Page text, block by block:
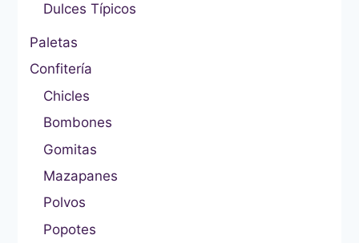
Dulces Típicos
Paletas
Confitería
Chicles
Bombones
Gomitas
Mazapanes
Polvos
Popotes